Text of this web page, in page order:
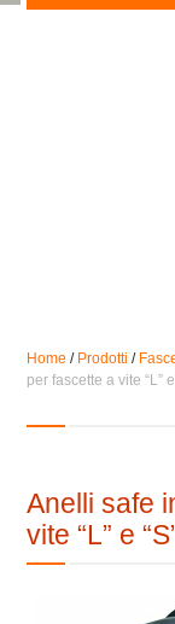
Home / Prodotti /
per fascette a vite “L” e
Anelli safe
vite “L” e